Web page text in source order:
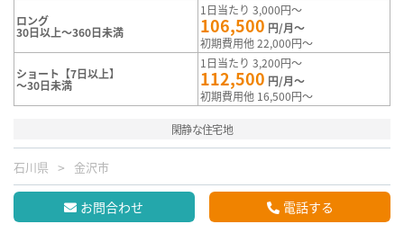
ロング
30日以上～360日未満
1日当たり 3,000円～
106,500 円/月～
初期費用他 22,000円～
ショート【7日以上】
～30日未満
1日当たり 3,200円～
112,500 円/月～
初期費用他 16,500円～
閑静な住宅地
石川県 金沢市
お問合わせ 電話する